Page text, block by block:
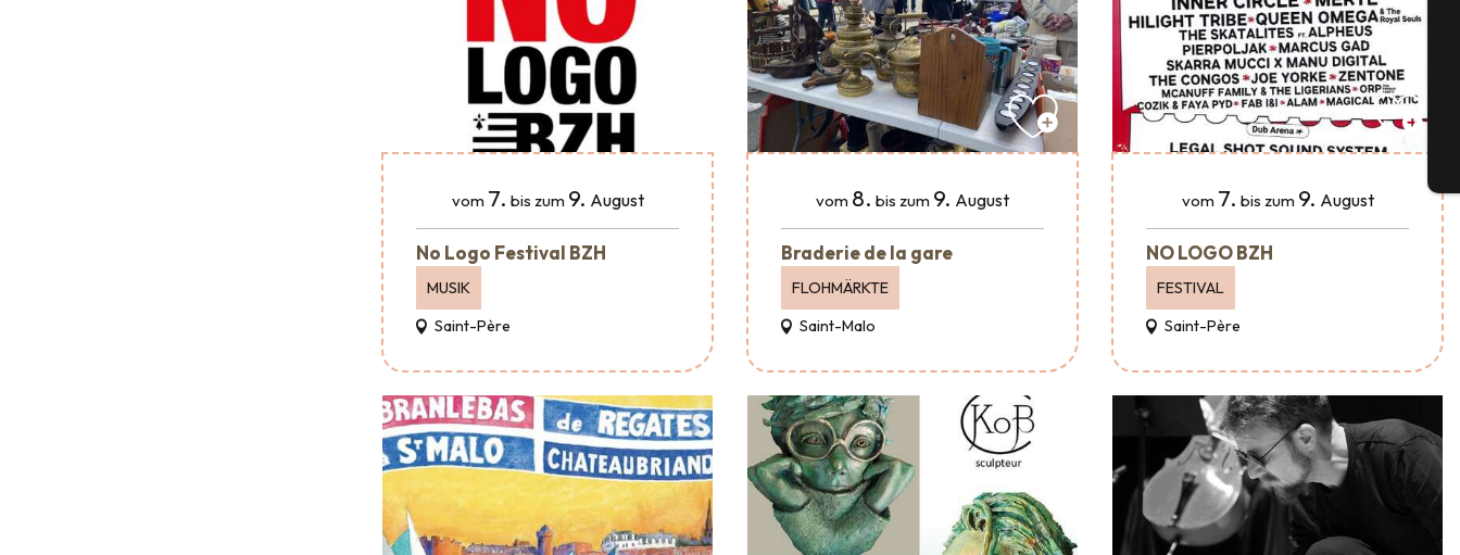
vom 7. bis zum 9. August
No Logo Festival BZH
MUSIK
Saint-Père
vom 8. bis zum 9. August
Braderie de la gare
FLOHMÄRKTE
Saint-Malo
vom 7. bis zum 9. August
NO LOGO BZH
FESTIVAL
Saint-Père